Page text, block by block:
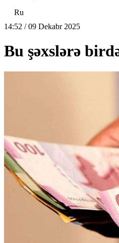
Ru
14:52 / 09 Dekabr 2025
Bu şəxslərə